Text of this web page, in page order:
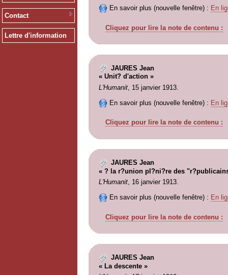
Contact
Lettre d'information
En savoir plus (nouvelle fenêtre) : En
Cliquez pour lire la note de contenu :
JAURES Jean
« Unit? d'action »
L'Humanit, 15 janvier 1913.
En savoir plus (nouvelle fenêtre) : En
Cliquez pour lire la note de contenu :
JAURES Jean
« ? la r?union pl?ni?re des
L'Humanit, 16 janvier 1913.
En savoir plus (nouvelle fenêtre) : En
Cliquez pour lire la note de contenu :
JAURES Jean
« La descente »